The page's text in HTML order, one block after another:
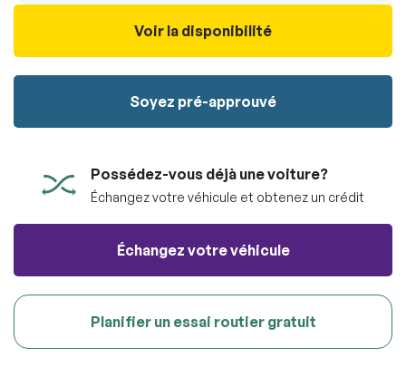
Voir la disponibilité
Soyez pré-approuvé
Possédez-vous déjà une voiture?
Échangez votre véhicule et obtenez un crédit
Échangez votre véhicule
Planifier un essai routier gratuit
RÉSERVER
Soumettre